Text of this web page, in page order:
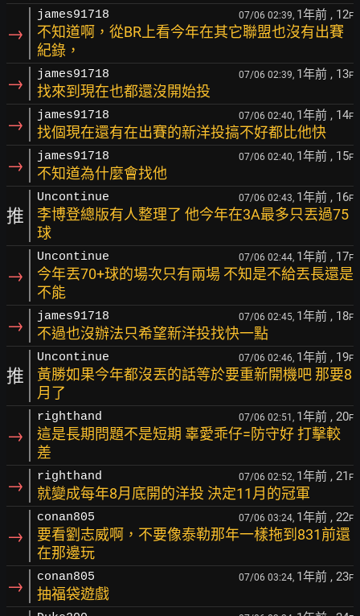
→
james91718 07/06 02:39, 1年前 , 12F
不知道啊，從BR上看今年在其它聯盟也沒有出賽
紀錄，
→ james91718 07/06 02:39, 1年前 , 13F
找來到現在也都還沒開始投
→ james91718 07/06 02:40, 1年前 , 14F
找個現在還有在出賽的新洋投搞不好都比他快
→ james91718 07/06 02:40, 1年前 , 15F
不知道為什麼會找他
推
Uncontinue 07/06 02:43, 1年前 , 16F
李博登總版有人整理了 他今年在3A最多只丟過75
球
→
Uncontinue 07/06 02:44, 1年前 , 17F
今年丟70+球的場次只有兩場 不知是不給丟長還是
不能
→ james91718 07/06 02:45, 1年前 , 18F
不過也沒辦法只希望新洋投找快一點
推
Uncontinue 07/06 02:46, 1年前 , 19F
黃勝如果今年都沒丟的話等於要重新開機吧 那要8
月了
→
righthand 07/06 02:51, 1年前 , 20F
這是長期問題不是短期 辜愛乖仔=防守好 打擊較
差
→ righthand 07/06 02:52, 1年前 , 21 F
就變成每年8月底開的洋投 決定11月的冠軍
→
conan805 07/06 03:24, 1年前 , 22F
要看劉志威啊，不要像泰勒那年一樣拖到831前還
在那邊玩
→ conan805 07/06 03:24, 1年前 , 23F
抽福袋遊戲